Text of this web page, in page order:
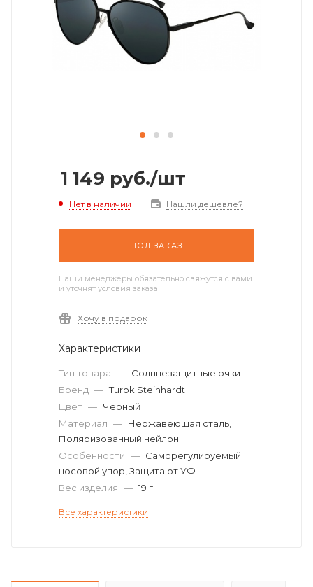
1 149 руб./шт
Нет в наличии Нашли дешевле?
ПОД ЗАКАЗ
Наши менеджеры обязательно свяжутся с вами
и уточнят условия заказа
Хочу в подарок
Характеристики
Тип товара — Солнцезащитные очки
Бренд — Turok Steinhardt
Цвет — Черный
Материал — Нержавеющая сталь,
Поляризованный нейлон
Особенности — Cаморегулируемый
носовой упор, Защита от УФ
Вес изделия — 19 г
Все характеристики